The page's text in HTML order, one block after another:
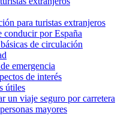
para turistas extranjeros
conducir por España
de circulación
emergencia
de interés
útiles
un viaje seguro por carretera
mayores